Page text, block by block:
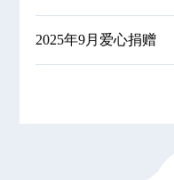
2025年9月爱心捐赠